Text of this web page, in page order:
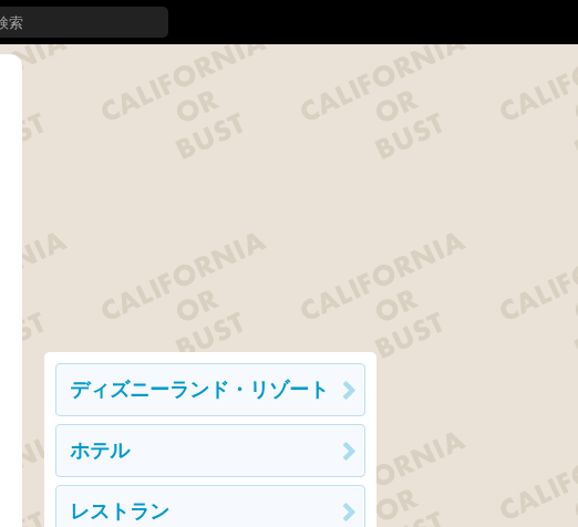
ディズニーランド・リゾート
ホテル
レストラン